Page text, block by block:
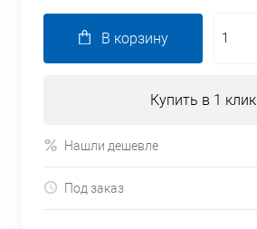
В корзину
Купить в 1 клик
Нашли дешевле
Под заказ